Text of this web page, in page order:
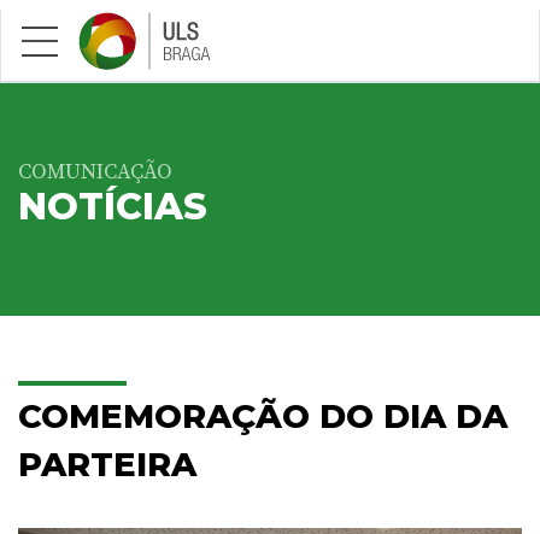
Saltar para conteúdo principal
COMUNICAÇÃO
NOTÍCIAS
COMEMORAÇÃO DO DIA DA
PARTEIRA